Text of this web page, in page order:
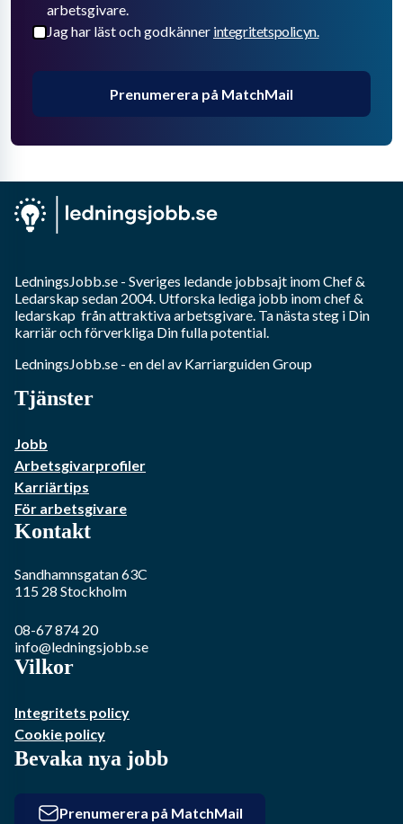
arbetsgivare.
Jag har läst och godkänner integritetspolicyn.
Prenumerera på MatchMail
LedningsJobb.se - Sveriges ledande jobbsajt inomChef &
Ledarskapsedan 2004. Utforska lediga jobb inomchef &
ledarskap från attraktiva arbetsgivare. Ta nästa steg i Din
karriär och förverkliga Din fulla potential.
LedningsJobb.se - en del av Karriarguiden Group
Tjänster
Jobb
Arbetsgivarprofiler
Karriärtips
För arbetsgivare
Kontakt
Sandhamnsgatan 63C
115 28 Stockholm
08-67 874 20
info@ledningsjobb.se
Vilkor
Integritets policy
Cookie policy
Bevaka nya jobb
Prenumerera på MatchMail